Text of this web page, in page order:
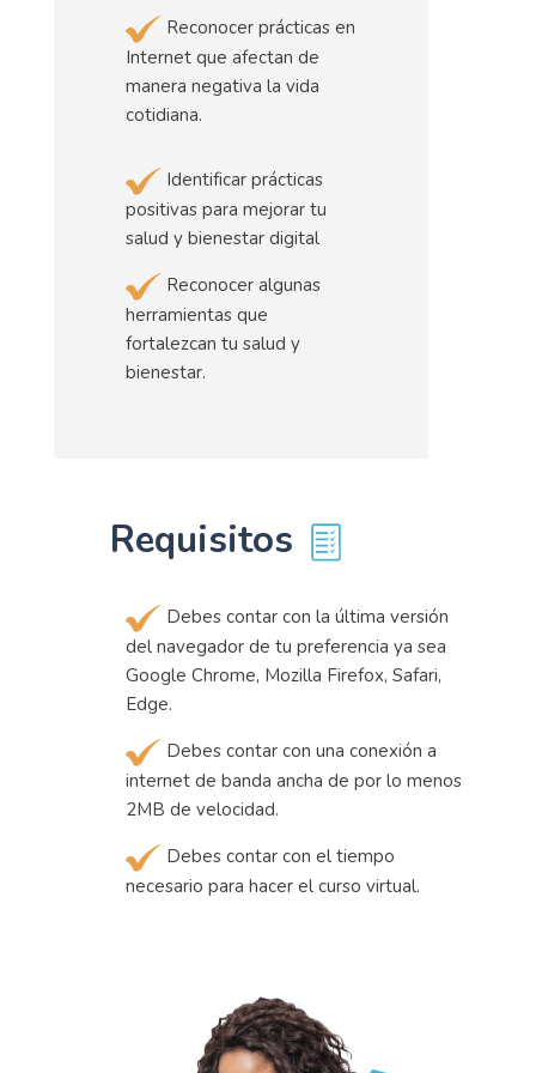
Reconocer prácticas en
Internet que afectan de
manera negativa la vida
cotidiana.
Identificar prácticas
positivas para mejorar tu
salud y bienestar digital
Reconocer algunas
herramientas que
fortalezcan tu salud y
bienestar.
Requisitos
Debes contar con la última versión
del navegador de tu preferencia ya sea
Google Chrome, Mozilla Firefox, Safari,
Edge.
Debes contar con una conexión a
internet de banda ancha de por lo menos
2MB de velocidad.
Debes contar con el tiempo
necesario para hacer el curso virtual.